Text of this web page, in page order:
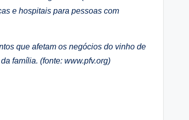
e hospitais para pessoas com
que afetam os negócios do vinho de
família. (fonte: www.pfv.org)